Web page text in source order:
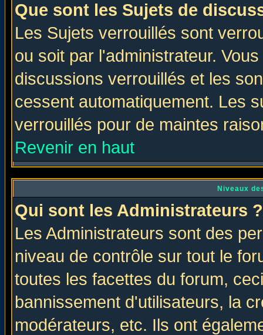
Que sont les Sujets de
Les Sujets verrouillés sont
ou soit par l'administrateur.
discussions verrouillés et les
cessent automatiquement. Les
verrouillés pour de maintes
Revenir en haut
Niveaux
Qui sont les Administrateurs ?
Les Administrateurs sont des
niveau de contrôle sur tout le
toutes les facettes du forum,
bannissement d'utilisateurs, la
modérateurs, etc. Ils ont